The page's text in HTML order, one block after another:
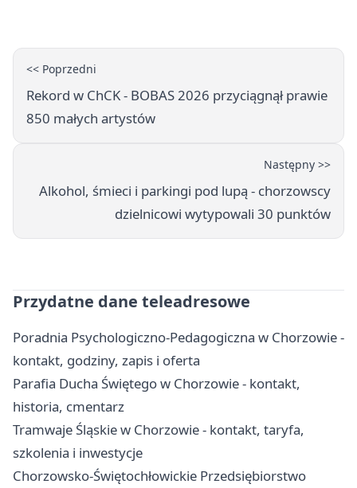
<< Poprzedni
Rekord w ChCK - BOBAS 2026 przyciągnął prawie
850 małych artystów
Następny >>
Alkohol, śmieci i parkingi pod lupą - chorzowscy
dzielnicowi wytypowali 30 punktów
Przydatne dane teleadresowe
Poradnia Psychologiczno-Pedagogiczna w Chorzowie -
kontakt, godziny, zapis i oferta
Parafia Ducha Świętego w Chorzowie - kontakt,
historia, cmentarz
Tramwaje Śląskie w Chorzowie - kontakt, taryfa,
szkolenia i inwestycje
Chorzowsko-Świętochłowickie Przedsiębiorstwo